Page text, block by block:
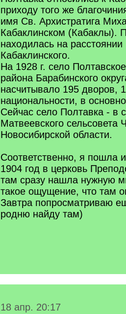
приходу того же
имя Св. Архистратига
Кабаклинском (Кабаклы).
находилась на расстоянии
Кабаклинского.
На 1928 г. село
района Барабинского
насчитывало 195 дворов,
национальности, в
Сейчас село Полтавка - в
Матвеевского сельсовета
Новосибирской области.
Соответственно, я пошла
1904 год в церковь
там сразу нашла нужную
такое ощущение, что там
Завтра попросматриваю
родню найду там)
18 апр. 20:17